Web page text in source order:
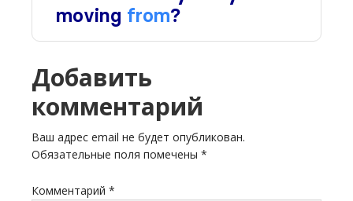
Добавить
комментарий
Ваш адрес email не будет опубликован.
Обязательные поля помечены *
Комментарий *